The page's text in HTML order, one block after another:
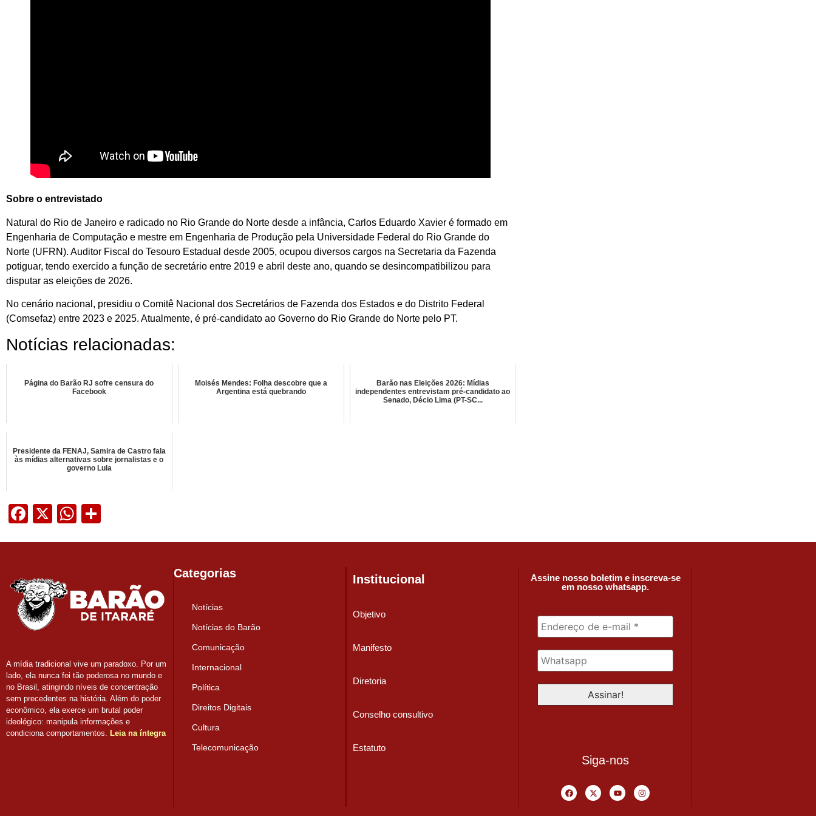
Sobre o entrevistado
Natural do Rio de Janeiro e radicado no Rio Grande do Norte desde a infância, Carlos Eduardo Xavier é formado em
Engenharia de Computação e mestre em Engenharia de Produção pela Universidade Federal do Rio Grande do
Norte (UFRN). Auditor Fiscal do Tesouro Estadual desde 2005, ocupou diversos cargos na Secretaria da Fazenda
potiguar, tendo exercido a função de secretário entre 2019 e abril deste ano, quando se desincompatibilizou para
disputar as eleições de 2026.
No cenário nacional, presidiu o Comitê Nacional dos Secretários de Fazenda dos Estados e do Distrito Federal
(Comsefaz) entre 2023 e 2025. Atualmente, é pré-candidato ao Governo do Rio Grande do Norte pelo PT.
Notícias relacionadas:
Página do Barão RJ sofre censura do
Facebook
Moisés Mendes: Folha descobre que a
Argentina está quebrando
Barão nas Eleições 2026: Mídias
independentes entrevistam pré-candidato ao
Senado, Décio Lima (PT-SC...
Presidente da FENAJ, Samira de Castro fala
às mídias alternativas sobre jornalistas e o
governo Lula
Facebook
X WhatsApp
A mídia tradicional vive um paradoxo. Por um
lado, ela nunca foi tão poderosa no mundo e
no Brasil, atingindo níveis de concentração
sem precedentes na história. Além do poder
econômico, ela exerce um brutal poder
ideológico: manipula informações e
condiciona comportamentos. Leia na íntegra
Categorias
Notícias
Notícias do Barão
Comunicação
Internacional
Política
Direitos Digitais
Cultura
Telecomunicação
Institucional
Objetivo
Manifesto
Diretoria
Conselho consultivo
Estatuto
Assine nosso boletim e inscreva-se
em nosso whatsapp.
Siga-nos